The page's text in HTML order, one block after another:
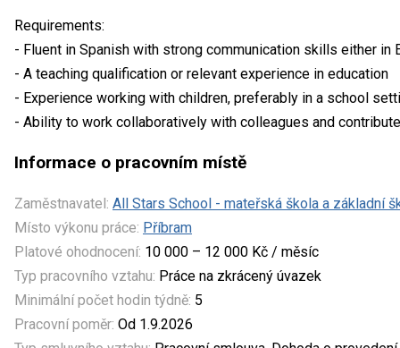
Requirements:
- Fluent in Spanish with strong communication skills either in
- A teaching qualification or relevant experience in education
- Experience working with children, preferably in a school
- Ability to work collaboratively with colleagues and
Informace o pracovním místě
Zaměstnavatel: All Stars School - mateřská škola a základní
Místo výkonu práce: Příbram
Platové ohodnocení: 10 000 – 12 000 Kč / měsíc
Typ pracovního vztahu: Práce na zkrácený úvazek
Minimální počet hodin týdně: 5
Pracovní poměr: Od 1.9.2026